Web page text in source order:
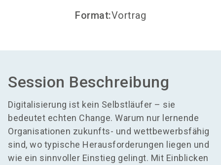
Format:Vortrag
Session Beschreibung
Digitalisierung ist kein Selbstläufer – sie
bedeutet echten Change. Warum nur lernende
Organisationen zukunfts- und wettbewerbsfähig
sind, wo typische Herausforderungen liegen und
wie ein sinnvoller Einstieg gelingt. Mit Einblicken